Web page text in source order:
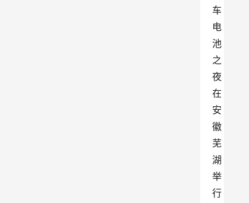
车
电
池
之
夜
在
安
徽
芜
湖
举
行